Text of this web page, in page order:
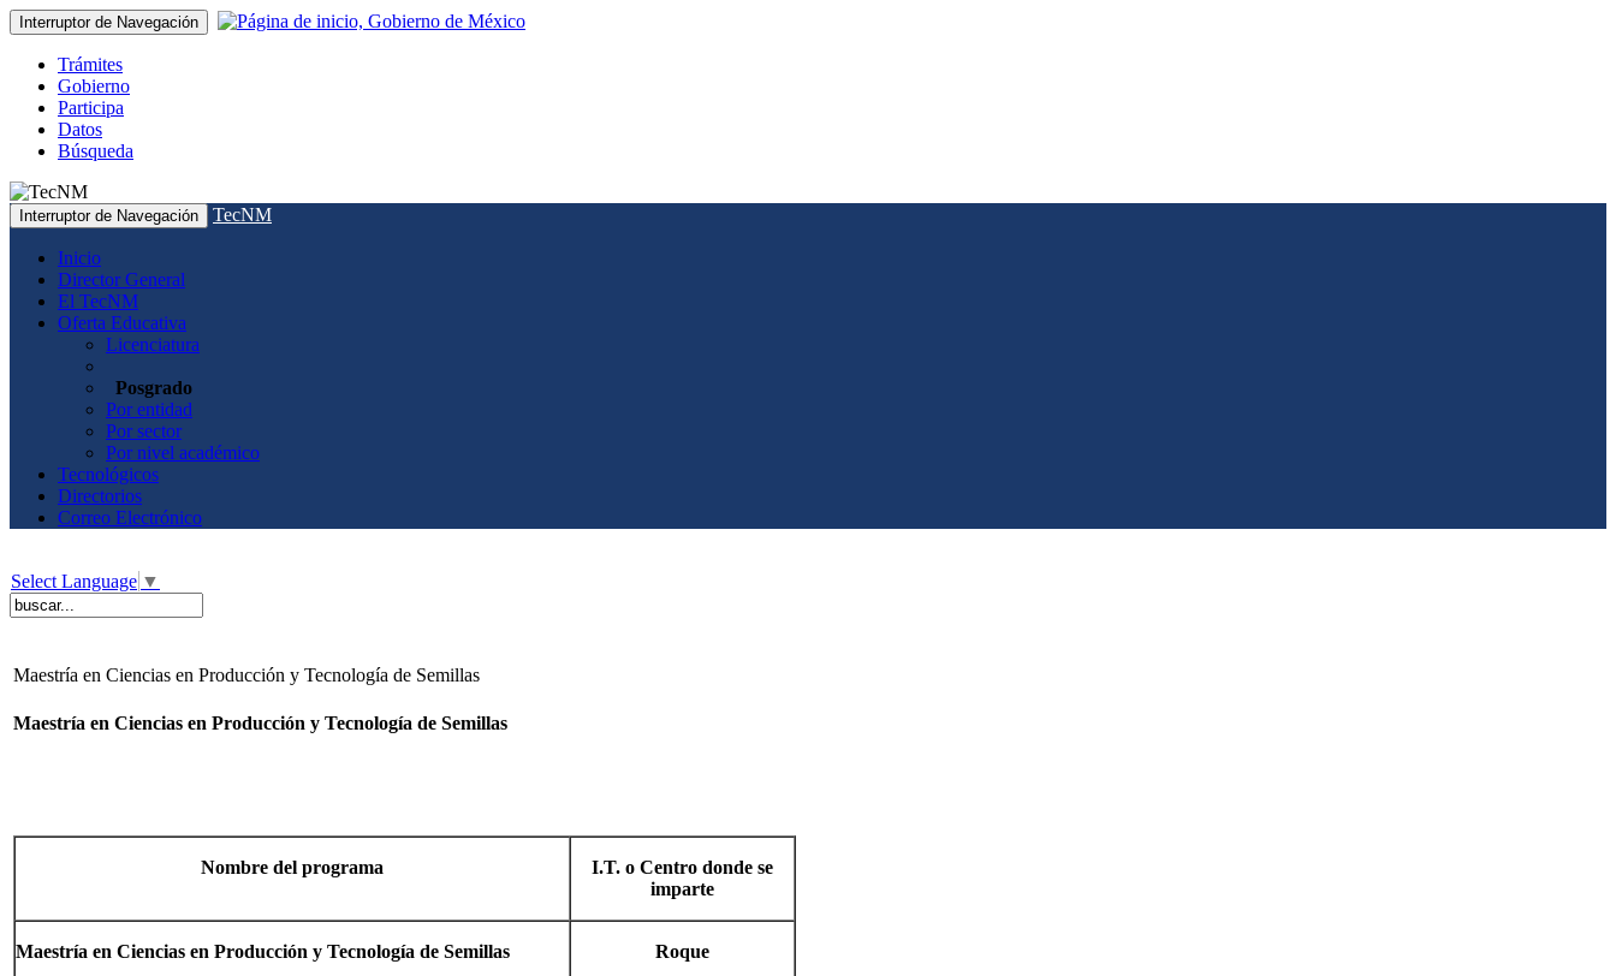
Interruptor de Navegación
Trámites
Gobierno
Participa
Datos
Búsqueda
Interruptor de Navegación TecNM
Inicio
Director General
El TecNM
Oferta Educativa
Licenciatura
Posgrado
Por entidad
Por sector
Por nivel académico
Tecnológicos
Directorios
Correo Electrónico
Select Language ▼
Maestría en Ciencias en Producción y Tecnología de Semillas
Maestría en Ciencias en Producción y Tecnología de Semillas
Nombre del programa
I.T. o Centro donde se
imparte
Maestría en Ciencias en Producción y Tecnología de Semillas
Roque